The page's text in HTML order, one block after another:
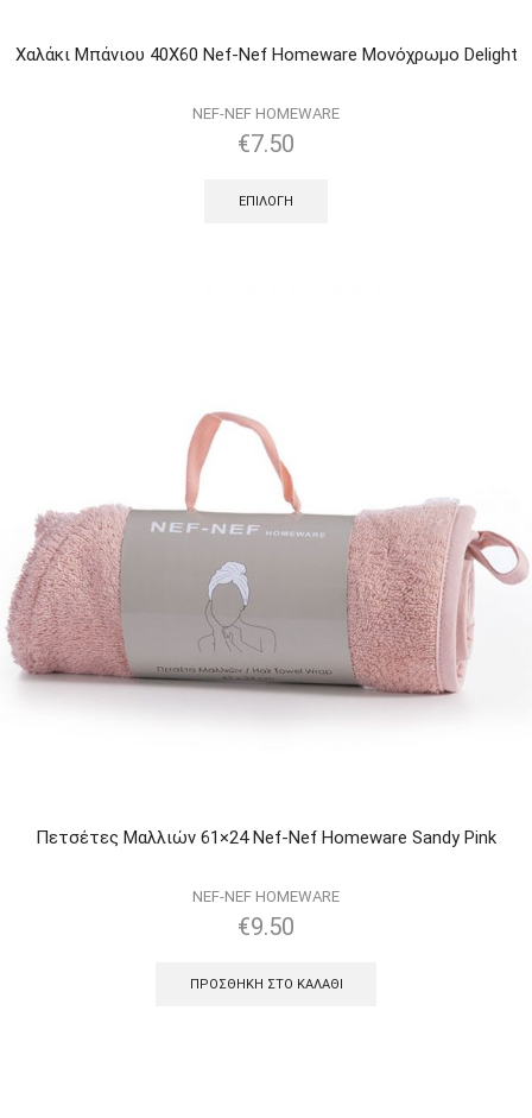
Χαλάκι Μπάνιου 40Χ60 Nef-Nef Homeware Μονόχρωμο Delight
NEF-NEF HOMEWARE
€7.50
ΕΠΙΛΟΓΉ
Πετσέτες Μαλλιών 61×24 Nef-Nef Homeware Sandy Pink
NEF-NEF HOMEWARE
€9.50
ΠΡΟΣΘΉΚΗ ΣΤΟ ΚΑΛΆΘΙ